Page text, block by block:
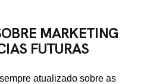
MARKETING
FUTURAS
atualizado sobre as